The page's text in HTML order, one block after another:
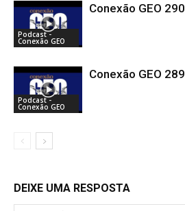
Podcast -
Conexão GEO
Conexão GEO 290
Podcast -
Conexão GEO
Conexão GEO 289
DEIXE UMA RESPOSTA